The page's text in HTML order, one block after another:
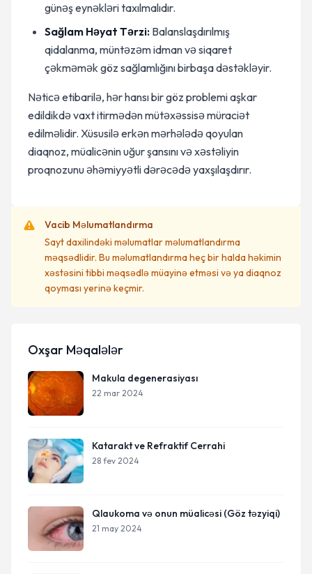
günəş eynəkləri taxılmalıdır.
Sağlam Həyat Tərzi: Balanslaşdırılmış
qidalanma, müntəzəm idman və siqaret
çəkməmək göz sağlamlığını birbaşa dəstəkləyir.
Nəticə etibarilə, hər hansı bir göz problemi aşkar
edildikdə vaxt itirmədən mütəxəssisə müraciət
edilməlidir. Xüsusilə erkən mərhələdə qoyulan
diaqnoz, müalicənin uğur şansını və xəstəliyin
proqnozunu əhəmiyyətli dərəcədə yaxşılaşdırır.
Vacib Məlumatlandırma
Sayt daxilindəki məlumatlar məlumatlandırma
məqsədlidir. Bu məlumatlandırma heç bir halda həkimin
xəstəsini tibbi məqsədlə müayinə etməsi və ya diaqnoz
qoyması yerinə keçmir.
Oxşar Məqalələr
Makula degenerasiyası
22 mar 2024
Katarakt ve Refraktif Cerrahi
28 fev 2024
Qlaukoma və onun müalicəsi (Göz təzyiqi)
21 may 2024